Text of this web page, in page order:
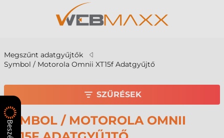
Megszűnt adatgyűjtők
Symbol / Motorola Omnii XT15f Adatgyűjtő
SYMBOL / MOTOROLA OMNII
SZŰRÉSEK